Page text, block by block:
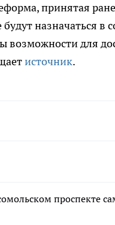
принятая
будут назначаться
возможности для
источник.
проспекте